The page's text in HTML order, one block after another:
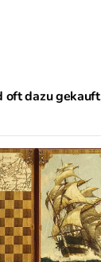
oft dazu gekauft